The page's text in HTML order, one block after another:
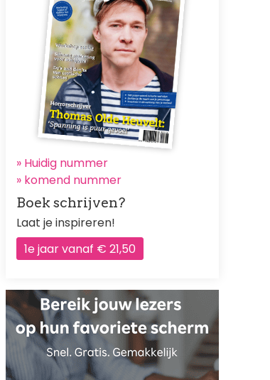
» Huidig nummer
» komend nummer
Boek schrijven?
Laat je inspireren!
1e jaar vanaf € 21,50